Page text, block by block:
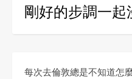
剛好的步調一起
每次去倫敦總是不知道怎